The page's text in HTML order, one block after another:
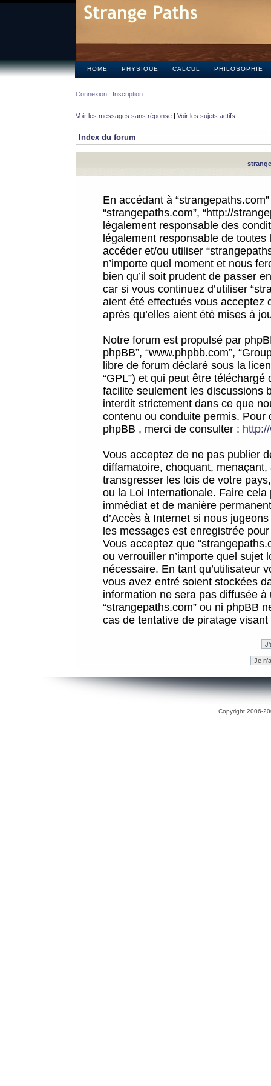
HOME PHYSIQUE CALCUL PHILOSOPHIE
Connexion Inscription
Voir les messages sans réponse | Voir les sujets actifs
Index du forum
En accédant à
“strangepaths.com”, “http://
légalement responsable des
légalement responsable de
accéder et/ou utiliser
n’importe quel moment et nous
bien qu’il soit prudent de passer
car si vous continuez d’utiliser
aient été effectués vous acceptez
après qu’elles aient été mises à
Notre forum est propulsé par
phpBB”, “www.phpbb.com”,
libre de forum déclaré sous la
“GPL”) et qui peut être téléchargé
facilite seulement les discussions
interdit strictement dans ce que
contenu ou conduite permis.
phpBB , merci de consulter :
Vous acceptez de ne pas publier
diffamatoire, choquant,
transgresser les lois de votre
ou la Loi Internationale. Faire
immédiat et de manière
d’Accès à Internet si nous
les messages est enregistrée
Vous acceptez que
ou verrouiller n’importe quel sujet
nécessaire. En tant qu’utilisateur
vous avez entré soient stockées
information ne sera pas diffusée
“strangepaths.com” ou ni phpBB
cas de tentative de piratage
Copyright 2006-